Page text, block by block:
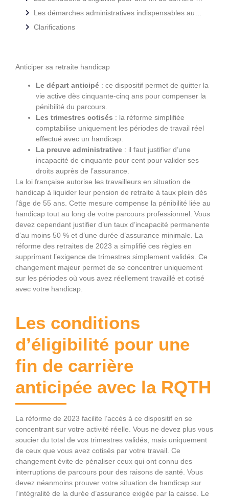
Clarifications
Anticiper sa retraite handicap
Le départ anticipé : ce dispositif permet de quitter la
vie active dès cinquante-cinq ans pour compenser la
pénibilité du parcours.
Les trimestres cotisés : la réforme simplifiée
comptabilise uniquement les périodes de travail réel
effectué avec un handicap.
La preuve administrative : il faut justifier d’une
incapacité de cinquante pour cent pour valider ses
droits auprès de l’assurance.
La loi française autorise les travailleurs en situation de
handicap à liquider leur pension de retraite à taux plein dès
l’âge de 55 ans. Cette mesure compense la pénibilité liée au
handicap tout au long de votre parcours professionnel. Vous
devez cependant justifier d’un taux d’incapacité permanente
d’au moins 50 % et d’une durée d’assurance minimale. La
réforme des retraites de 2023 a simplifié ces règles en
supprimant l’exigence de trimestres simplement validés. Ce
changement majeur permet de se concentrer uniquement
sur les périodes où vous avez réellement travaillé et cotisé
avec votre handicap.
Les conditions
d’éligibilité pour une
fin de carrière
anticipée avec la RQTH
La réforme de 2023 facilite l’accès à ce dispositif en se
concentrant sur votre activité réelle. Vous ne devez plus vous
soucier du total de vos trimestres validés, mais uniquement
de ceux que vous avez cotisés par votre travail. Ce
changement évite de pénaliser ceux qui ont connu des
interruptions de parcours pour des raisons de santé. Vous
devez néanmoins prouver votre situation de handicap sur
l’intégralité de la durée d’assurance exigée par la caisse. Le